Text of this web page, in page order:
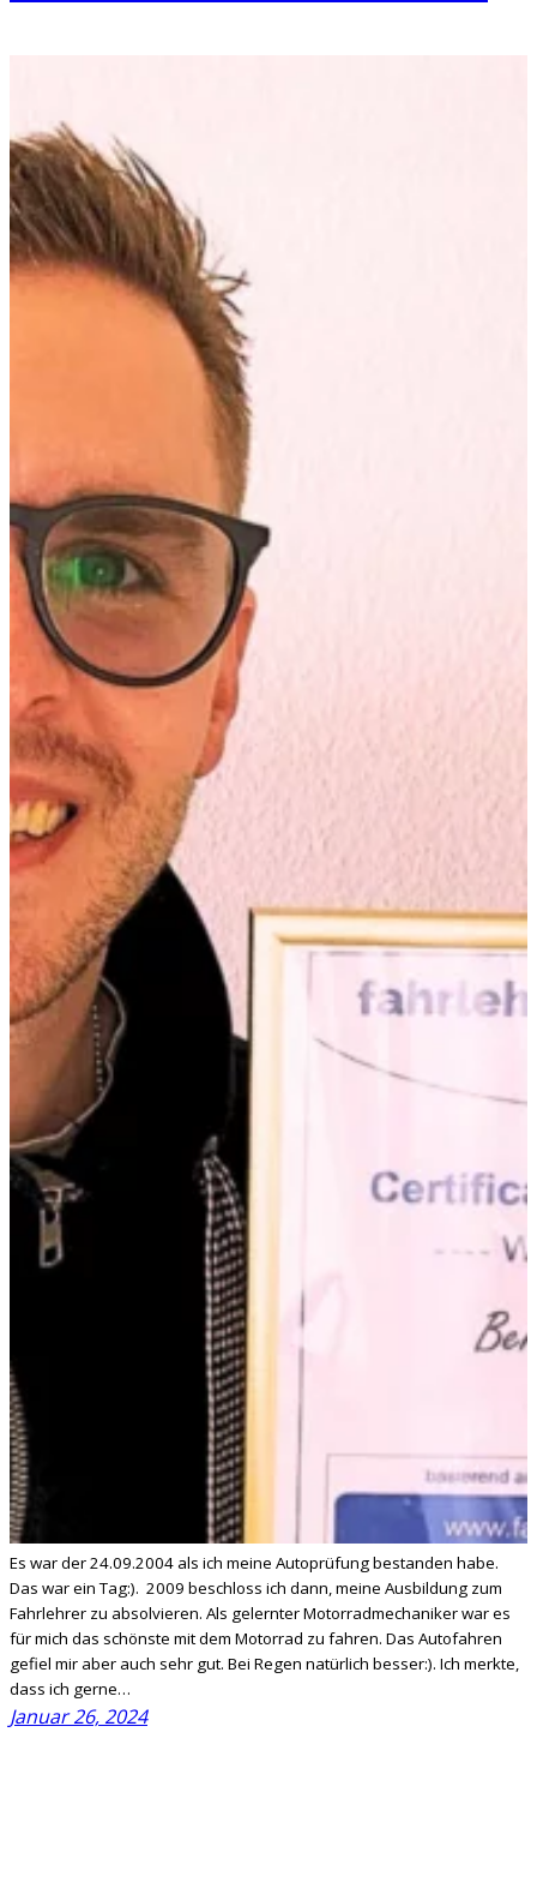
Es war der 24.09.2004 als ich meine Autoprüfung bestanden habe.
Das war ein Tag:). 2009 beschloss ich dann, meine Ausbildung zum
Fahrlehrer zu absolvieren. Als gelernter Motorradmechaniker war es
für mich das schönste mit dem Motorrad zu fahren. Das Autofahren
gefiel mir aber auch sehr gut. Bei Regen natürlich besser:). Ich merkte,
dass ich gerne…
Januar 26, 2024